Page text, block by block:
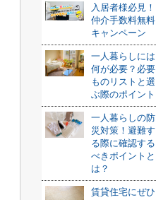
入居者様必見！
仲介手数料無料
キャンペーン
一人暮らしには
何が必要？必要
ものリストと選
ぶ際のポイント
一人暮らしの防
災対策！避難す
る際に確認する
べきポイントと
は？
賃貸住宅にぜひ